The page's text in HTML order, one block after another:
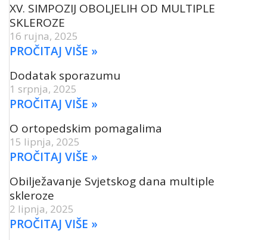
XV. SIMPOZIJ OBOLJELIH OD MULTIPLE
SKLEROZE
16 rujna, 2025
PROČITAJ VIŠE »
Dodatak sporazumu
1 srpnja, 2025
PROČITAJ VIŠE »
O ortopedskim pomagalima
15 lipnja, 2025
PROČITAJ VIŠE »
Obilježavanje Svjetskog dana multiple
skleroze
2 lipnja, 2025
PROČITAJ VIŠE »